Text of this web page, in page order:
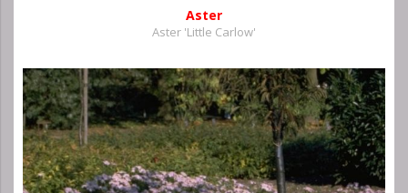
Aster
Aster 'Little Carlow'